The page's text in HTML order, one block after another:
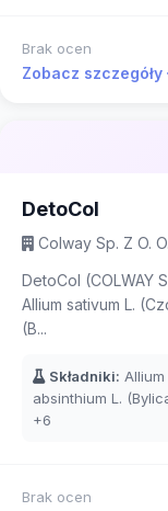
Brak ocen
Zobacz szczegóły
DetoCol
Colway Sp. Z O. O.
DetoCol (COLWAY
Allium sativum L.
(B...
Składniki:
absinthium L.
+6
Brak ocen